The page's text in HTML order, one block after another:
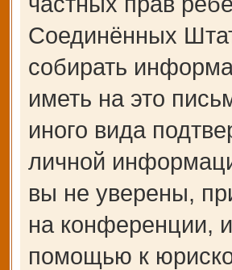
Соединённых
собирать
иметь на это
иного вида
личной
вы не уверены,
на конференции,
помощью к